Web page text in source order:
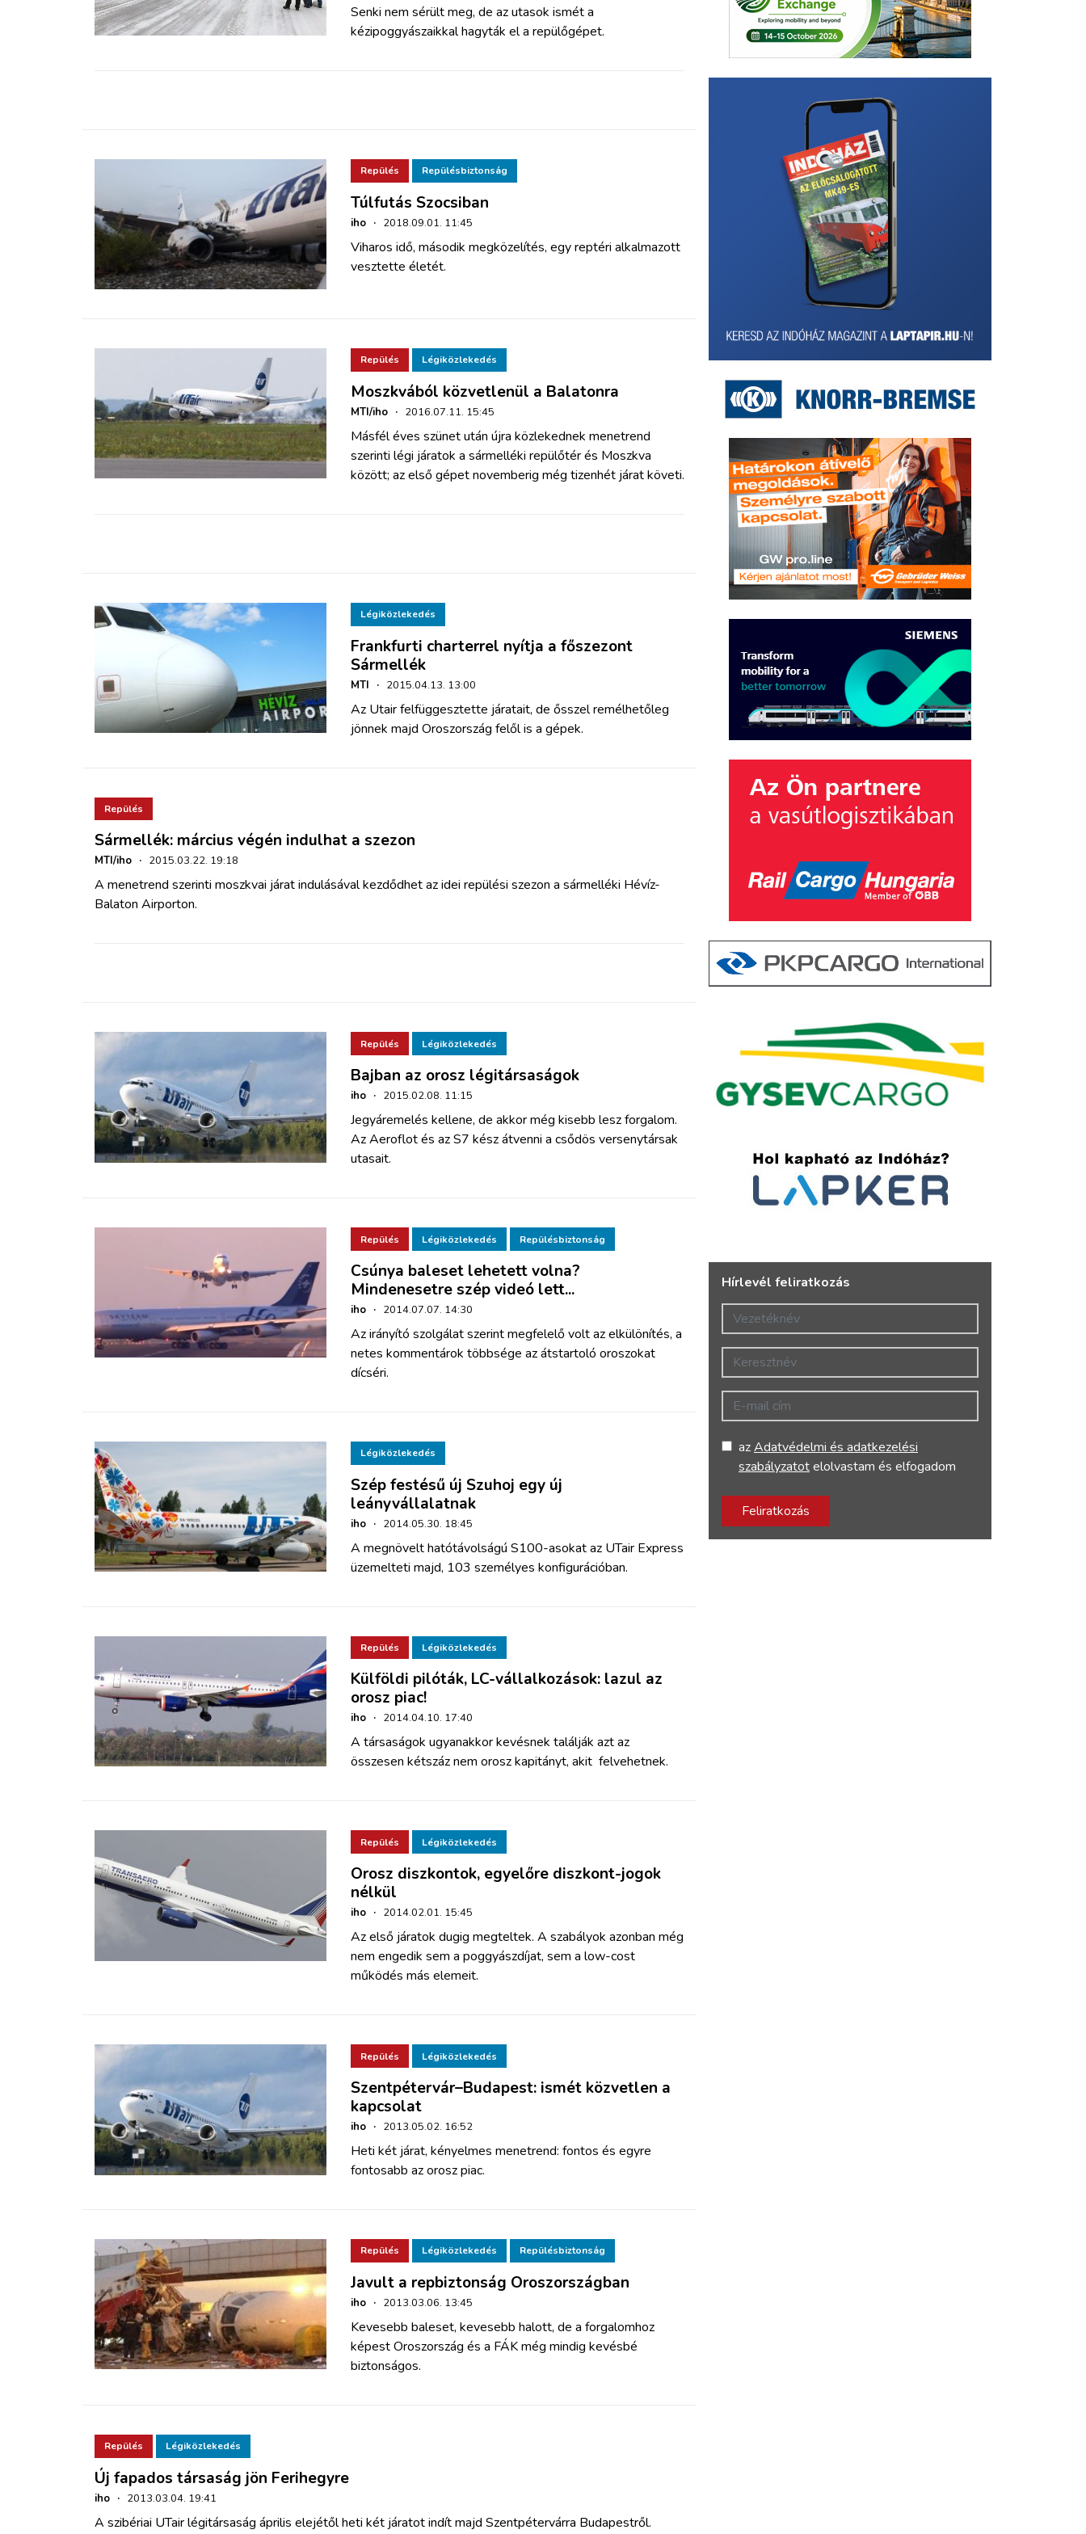
REGISZTRÁCIÓ
Senki nem sérült meg, de az utasok ismét a
kézipoggyászaikkal hagyták el a repülőgépet.
Repülés Repülésbiztonság
Túlfutás Szocsiban
iho · 2018.09.01. 11:45
Viharos idő, második megközelítés, egy reptéri alkalmazott
vesztette életét.
Repülés Légiközlekedés
Moszkvából közvetlenül a Balatonra
MTI/iho · 2016.07.11. 15:45
Másfél éves szünet után újra közlekednek menetrend
szerinti légi járatok a sármelléki repülőtér és Moszkva
között; az első gépet novemberig még tizenhét járat követi.
Légiközlekedés
Frankfurti charterrel nyítja a főszezont
Sármellék
MTI · 2015.04.13. 13:00
Az Utair felfüggesztette járatait, de ősszel remélhetőleg
jönnek majd Oroszország felől is a gépek.
Repülés
Sármellék: március végén indulhat a szezon
MTI/iho · 2015.03.22. 19:18
A menetrend szerinti moszkvai járat indulásával kezdődhet az idei repülési szezon a sármelléki Hévíz-
Balaton Airporton.
Repülés Légiközlekedés
Bajban az orosz légitársaságok
iho · 2015.02.08. 11:15
Jegyáremelés kellene, de akkor még kisebb lesz forgalom.
Az Aeroflot és az S7 kész átvenni a csődös versenytársak
utasait.
Repülés Légiközlekedés Repülésbiztonság
Csúnya baleset lehetett volna?
Mindenesetre szép videó lett...
iho · 2014.07.07. 14:30
Az irányító szolgálat szerint megfelelő volt az elkülönítés, a
netes kommentárok többsége az átstartoló oroszokat
dícséri.
Légiközlekedés
Szép festésű új Szuhoj egy új
leányvállalatnak
iho · 2014.05.30. 18:45
A megnövelt hatótávolságú S100-asokat az UTair Express
üzemelteti majd, 103 személyes konfigurációban.
Repülés Légiközlekedés
Külföldi pilóták, LC-vállalkozások: lazul az
orosz piac!
iho · 2014.04.10. 17:40
A társaságok ugyanakkor kevésnek találják azt az
összesen kétszáz nem orosz kapitányt, akit felvehetnek.
Repülés Légiközlekedés
Orosz diszkontok, egyelőre diszkont-jogok
nélkül
iho · 2014.02.01. 15:45
Az első járatok dugig megteltek. A szabályok azonban még
nem engedik sem a poggyászdíjat, sem a low-cost
működés más elemeit.
Repülés Légiközlekedés
Szentpétervár–Budapest: ismét közvetlen a
kapcsolat
iho · 2013.05.02. 16:52
Heti két járat, kényelmes menetrend: fontos és egyre
fontosabb az orosz piac.
Repülés Légiközlekedés Repülésbiztonság
Javult a repbiztonság Oroszországban
iho · 2013.03.06. 13:45
Kevesebb baleset, kevesebb halott, de a forgalomhoz
képest Oroszország és a FÁK még mindig kevésbé
biztonságos.
Repülés Légiközlekedés
Új fapados társaság jön Ferihegyre
iho · 2013.03.04. 19:41
A szibériai UTair légitársaság április elejétől heti két járatot indít majd Szentpétervárra Budapestről.
Hírlevél feliratkozás
Vezetéknév
Keresztnév
E-mail cím
azAdatvédelmi és adatkezelési
szabályzatotelolvastam és elfogadom
Feliratkozás